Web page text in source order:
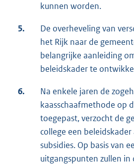
kunnen worden.
5.
De overheveling van
het Rijk naar de
belangrijke aanleiding
beleidskader te
6.
Na enkele jaren de
kaasschaafmethode op
toegepast, verzocht de
college een
subsidies. Op basis van
uitgangspunten zullen in